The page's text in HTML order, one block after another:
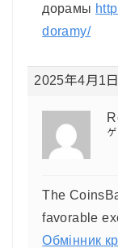
дорамы
doramy/
2025年4月1
The
favorable
Обмінник